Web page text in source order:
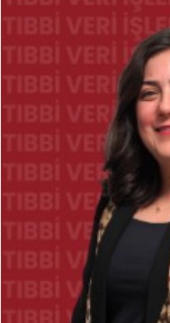
INTERNATIONAL
STUDENT